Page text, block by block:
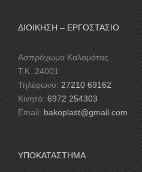
ΔΙΟΙΚΗΣΗ – ΕΡΓΟΣΤΑΣΙΟ
Ασπρόχωμα Καλαμάτας
Τ.Κ. 24001
Τηλέφωνο: 27210 69162
Κινητό: 6972 254303
Email: bakoplast@gmail.com
ΥΠΟΚΑΤΑΣΤΗΜΑ